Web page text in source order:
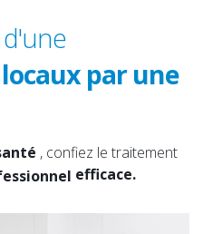
d'une
par une
, confiez le traitement
sérieux.
efficace.